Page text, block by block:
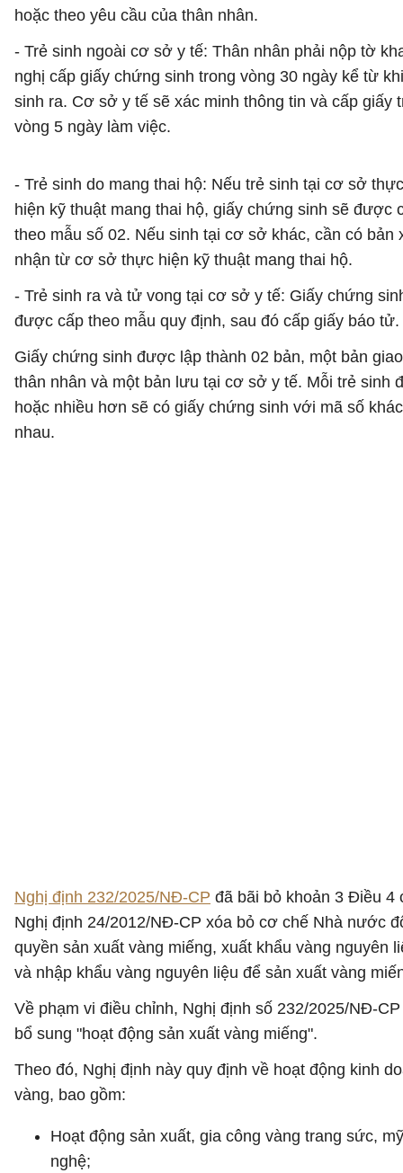
hoặc theo yêu cầu của thân nhân.
- Trẻ sinh ngoài cơ sở y tế: Thân nhân phải nộp tờ
nghị cấp giấy chứng sinh trong vòng 30 ngày kể từ
sinh ra. Cơ sở y tế sẽ xác minh thông tin và cấp giấy
vòng 5 ngày làm việc.
- Trẻ sinh do mang thai hộ: Nếu trẻ sinh tại cơ sở thực
hiện kỹ thuật mang thai hộ, giấy chứng sinh sẽ được
theo mẫu số 02. Nếu sinh tại cơ sở khác, cần có bản
nhận từ cơ sở thực hiện kỹ thuật mang thai hộ.
- Trẻ sinh ra và tử vong tại cơ sở y tế: Giấy chứng
được cấp theo mẫu quy định, sau đó cấp giấy báo tử.
Giấy chứng sinh được lập thành 02 bản, một bản
thân nhân và một bản lưu tại cơ sở y tế. Mỗi trẻ sinh
hoặc nhiều hơn sẽ có giấy chứng sinh với mã số khác
nhau.
Nghị định 232/2025/NĐ-CP đã bãi bỏ khoản 3 Điều 4
Nghị định 24/2012/NĐ-CP xóa bỏ cơ chế Nhà nước
quyền sản xuất vàng miếng, xuất khẩu vàng nguyên
và nhập khẩu vàng nguyên liệu để sản xuất vàng
Về phạm vi điều chỉnh, Nghị định số 232/2025/NĐ-
bổ sung "hoạt động sản xuất vàng miếng".
Theo đó, Nghị định này quy định về hoạt động kinh
vàng, bao gồm:
Hoạt động sản xuất, gia công vàng trang sức, mỹ
nghệ;